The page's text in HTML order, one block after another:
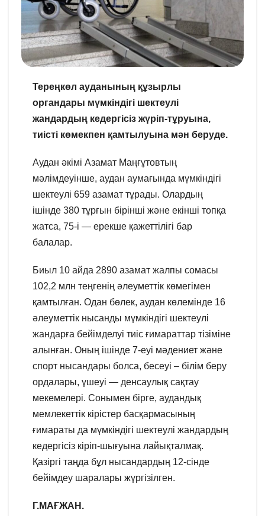
Тереңкөл ауданының құзырлы
органдары мүмкіндігі шектеулі
жандардың кедергісіз жүріп-тұруына,
тиісті көмекпен қамтылуына мән беруде.
Аудан әкімі Азамат Маңғұтовтың
мәлімдеуінше, аудан аумағында мүмкіндігі
шектеулі 659 азамат тұрады. Олардың
ішінде 380 тұрғын бірінші және екінші топқа
жатса, 75-і — ерекше қажеттілігі бар
балалар.
Биыл 10 айда 2890 азамат жалпы сомасы
102,2 млн теңгенің әлеуметтік көмегімен
қамтылған. Одан бөлек, аудан көлемінде 16
әлеуметтік нысанды мүмкіндігі шектеулі
жандарға бейімделуі тиіс ғимараттар тізіміне
алынған. Оның ішінде 7-еуі мәдениет және
спорт нысандары болса, бесеуі – білім беру
ордалары, үшеуі — денсаулық сақтау
мекемелері. Сонымен бірге, аудандық
мемлекеттік кірістер басқармасының
ғимараты да мүмкіндігі шектеулі жандардың
кедергісіз кіріп-шығуына лайықталмақ.
Қазіргі таңда бұл нысандардың 12-сінде
бейімдеу шаралары жүргізілген.
Г.МАҒЖАН.